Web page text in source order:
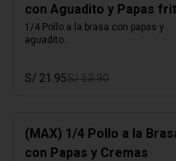
con Aguadito y Papas
1/4 Pollo a la brasa con papas y
aguadito.
S/ 21.95S/ 53.90
(MAX) 1/4 Pollo a la
con Papas y Cremas